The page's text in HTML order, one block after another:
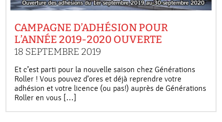
CAMPAGNE D’ADHÉSION POUR
L’ANNÉE 2019-2020 OUVERTE
18 SEPTEMBRE 2019
Et c’est parti pour la nouvelle saison chez Générations
Roller ! Vous pouvez d’ores et déjà reprendre votre
adhésion et votre licence (ou pas!) auprès de Générations
Roller en vous […]